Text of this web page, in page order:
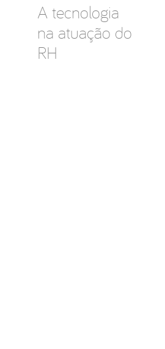
A tecnologia
na atuação do
RH